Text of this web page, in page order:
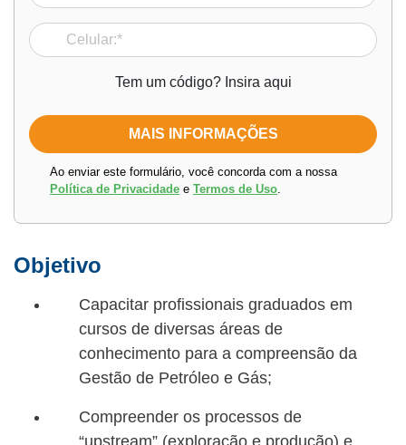
Objetivo
Capacitar profissionais graduados em
cursos de diversas áreas de
conhecimento para a compreensão da
Gestão de Petróleo e Gás;
Compreender os processos de
“upstream” (exploração e produção) e
Tem um código? Insira aqui
Ao enviar este formulário, você concorda com a nossa
Política de Privacidade e Termos de Uso.